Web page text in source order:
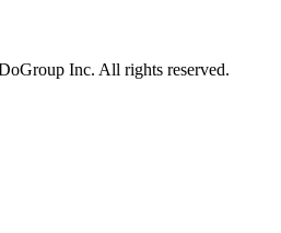
Inc. All rights reserved.